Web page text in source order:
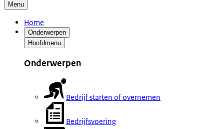
Menu
Home
Onderwerpen
Hoofdmenu
Onderwerpen
Bedrijf starten of overnemen
Bedrijfsvoering